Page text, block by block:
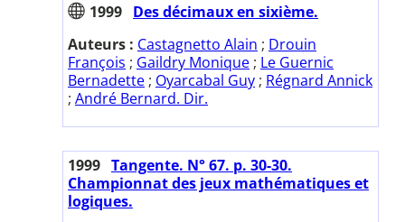
1999 Des décimaux en sixième.
Auteurs : Castagnetto Alain ; Drouin
François ; Gaildry Monique ; Le Guernic
Bernadette ; Oyarcabal Guy ; Régnard Annick
; André Bernard. Dir.
1999 Tangente. N° 67. p. 30-30.
Championnat des jeux mathématiques et
logiques.